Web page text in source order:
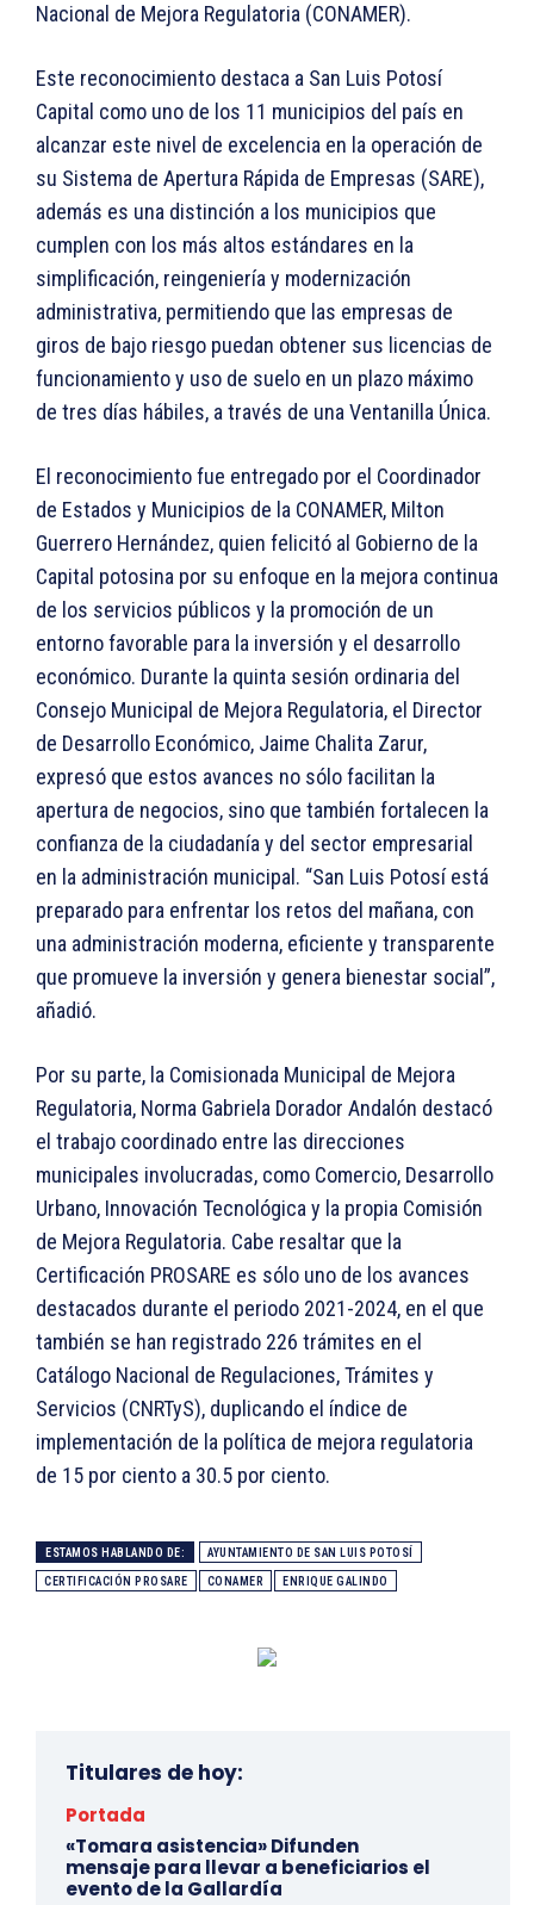
Nacional de Mejora Regulatoria (CONAMER).
Este reconocimiento destaca a San Luis Potosí
Capital como uno de los 11 municipios del país en
alcanzar este nivel de excelencia en la operación de
su Sistema de Apertura Rápida de Empresas (SARE),
además es una distinción a los municipios que
cumplen con los más altos estándares en la
simplificación, reingeniería y modernización
administrativa, permitiendo que las empresas de
giros de bajo riesgo puedan obtener sus licencias de
funcionamiento y uso de suelo en un plazo máximo
de tres días hábiles, a través de una Ventanilla Única.
El reconocimiento fue entregado por el Coordinador
de Estados y Municipios de la CONAMER, Milton
Guerrero Hernández, quien felicitó al Gobierno de la
Capital potosina por su enfoque en la mejora continua
de los servicios públicos y la promoción de un
entorno favorable para la inversión y el desarrollo
económico. Durante la quinta sesión ordinaria del
Consejo Municipal de Mejora Regulatoria, el Director
de Desarrollo Económico, Jaime Chalita Zarur,
expresó que estos avances no sólo facilitan la
apertura de negocios, sino que también fortalecen la
confianza de la ciudadanía y del sector empresarial
en la administración municipal. “San Luis Potosí está
preparado para enfrentar los retos del mañana, con
una administración moderna, eficiente y transparente
que promueve la inversión y genera bienestar social”,
añadió.
Por su parte, la Comisionada Municipal de Mejora
Regulatoria, Norma Gabriela Dorador Andalón destacó
el trabajo coordinado entre las direcciones
municipales involucradas, como Comercio, Desarrollo
Urbano, Innovación Tecnológica y la propia Comisión
de Mejora Regulatoria. Cabe resaltar que la
Certificación PROSARE es sólo uno de los avances
destacados durante el periodo 2021-2024, en el que
también se han registrado 226 trámites en el
Catálogo Nacional de Regulaciones, Trámites y
Servicios (CNRTyS), duplicando el índice de
implementación de la política de mejora regulatoria
de 15 por ciento a 30.5 por ciento.
ESTAMOS HABLANDO DE: AYUNTAMIENTO DE SAN LUIS POTOSÍ
CERTIFICACIÓN PROSARE CONAMER ENRIQUE GALINDO
Titulares de hoy:
Portada
«Tomara asistencia» Difunden
mensaje para llevar a beneficiarios el
evento de la Gallardía